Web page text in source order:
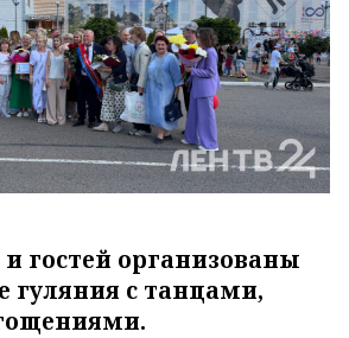
гостей организованы
гуляния с танцами,